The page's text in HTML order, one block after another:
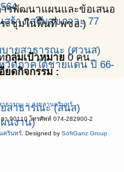
ร้างเสริมสุขภาวะ 77
ายสาธารณะ (ศวนส)
วัดภาคใต้ชายแดน ปี 66-
สาธารณะ (สนส)
นงาน)
รพัฒนาแผนและข้อเสนอ
ะชุมในพื้นที่ พชอ.)
กลุ่มเป้าหมาย 0 คน
ยดกิจกรรม :
าธารณะ ม.สงขลานครินทร์
90110 โทรศัพท์ 074-282900-2
ครินทร์ . Designed by SoftGanz Group